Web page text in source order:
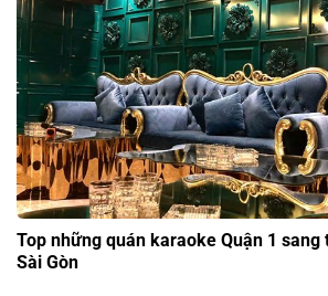
Top những quán karaoke Quận 1 sang
Sài Gòn